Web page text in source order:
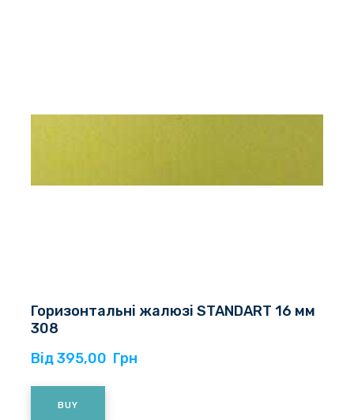
Горизонтальні жалюзі STANDART 16 мм
308
Від 395,00  Грн
BUY